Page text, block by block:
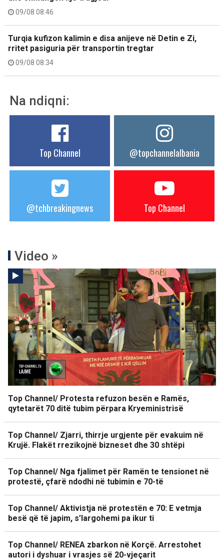
09/08 08:46
Turqia kufizon kalimin e disa anijeve në Detin e Zi,
rritet pasiguria për transportin tregtar
09/08 08:34
Na ndiqni:
Top Channel @topchannelalbania
@tchbreakingnews Top Channel
Video »
Top Channel/ Protesta refuzon besën e Ramës,
qytetarët 70 ditë tubim përpara Kryeministrisë
Top Channel/ Zjarri, thirrje urgjente për evakuim në
Krujë. Flakët rrezikojnë bizneset dhe 30 shtëpi
Top Channel/ Nga fjalimet për Ramën te tensionet në
protestë, çfarë ndodhi në tubimin e 70-të
Top Channel/ Aktivistja në protestën e 70: E vetmja
besë që të japim, s’largohemi pa ikur ti
Top Channel/ RENEA zbarkon në Korçë. Arrestohet
autori i dyshuar i vrasjes së 20-vjeçarit